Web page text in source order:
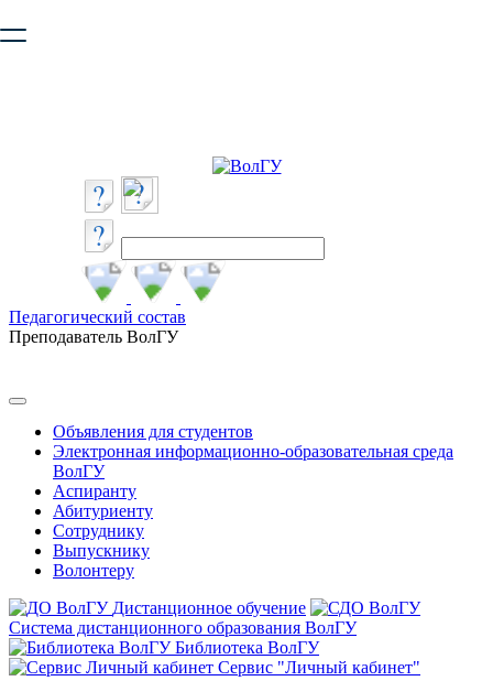
безопасную работу с сайтом. Пожалуйста
Педагогический состав
Преподаватель ВолГУ
Объявления для студентов
Электронная информационно-образовательная среда
ВолГУ
Аспиранту
Абитуриенту
Сотруднику
Выпускнику
Волонтеру
Дистанционное обучение
Система дистанционного образования ВолГУ
Библиотека ВолГУ
Сервис "Личный кабинет"